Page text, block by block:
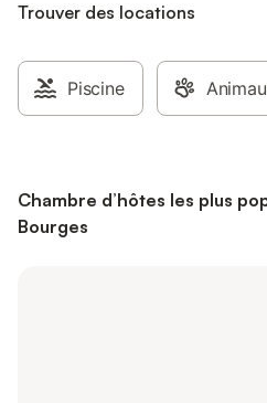
Trouver des locations
Piscine
Chambre d’hôtes les plus
Bourges